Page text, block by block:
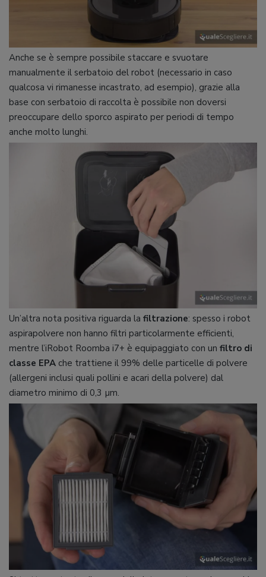
Anche se è sempre possibile staccare e svuotare
manualmente il serbatoio del robot (necessario in caso
qualcosa vi rimanesse incastrato, ad esempio), grazie alla
base con serbatoio di raccolta è possibile non doversi
preoccupare dello sporco aspirato per periodi di tempo
anche molto lunghi.
Un’altra nota positiva riguarda la filtrazione: spesso i robot
aspirapolvere non hanno filtri particolarmente efficienti,
mentre l’iRobot Roomba i7+ è equipaggiato con un filtro di
classe EPA che trattiene il 99% delle particelle di polvere
(allergeni inclusi quali pollini e acari della polvere) dal
diametro minimo di 0,3 µm.